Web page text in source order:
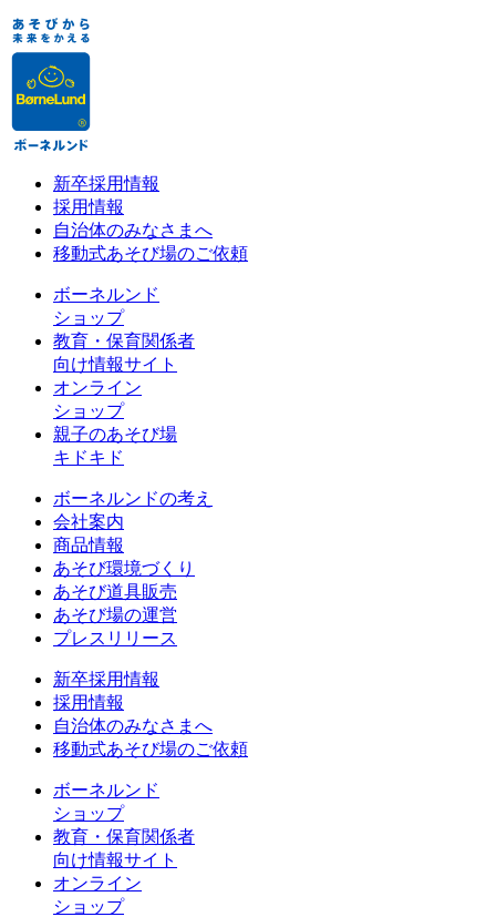
新卒採用情報
採用情報
自治体のみなさまへ
移動式あそび場のご依頼
ボーネルンド
ショップ
教育・保育関係者
向け情報サイト
オンライン
ショップ
親子のあそび場
キドキド
ボーネルンドの考え
会社案内
商品情報
あそび環境づくり
あそび道具販売
あそび場の運営
プレスリリース
新卒採用情報
採用情報
自治体のみなさまへ
移動式あそび場のご依頼
ボーネルンド
ショップ
教育・保育関係者
向け情報サイト
オンライン
ショップ